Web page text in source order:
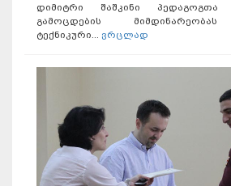
დიმიტრი შაშკინი პედაგოგთა
გამოცდების
ტექნიკური... ვრცლად